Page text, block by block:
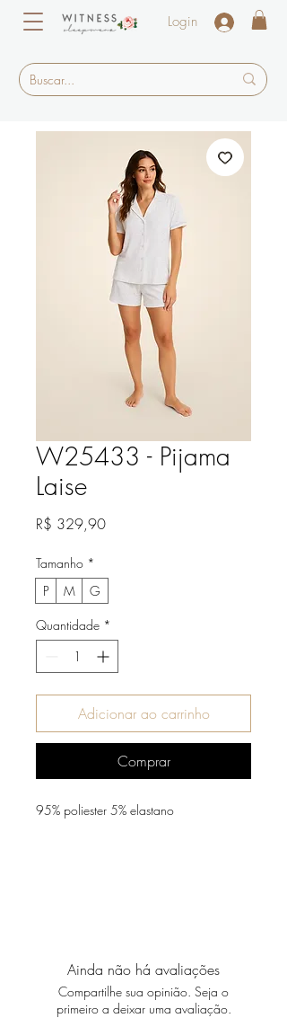
Login
W25433 - Pijama
Laise
R$ 329,90Preço
Tamanho *
P
M
G
Quantidade *
Adicionar ao carrinho
Comprar
95% poliester 5% elastano
Ainda não há avaliações
Compartilhe sua opinião. Seja o
primeiro a deixar uma avaliação.